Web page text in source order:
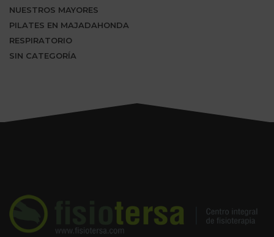
NUESTROS MAYORES
PILATES EN MAJADAHONDA
RESPIRATORIO
SIN CATEGORÍA